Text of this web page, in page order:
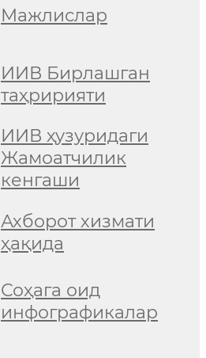
Мажлислар
ИИВ Бирлашган
таҳририяти
ИИВ ҳузуридаги
Жамоатчилик
кенгаши
Ахборот хизмати
ҳақида
Соҳага оид
инфографикалар